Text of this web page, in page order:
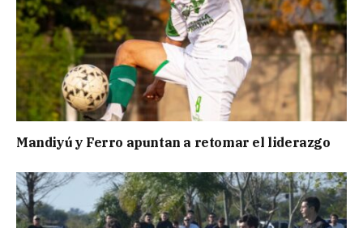
Mandiyú y Ferro apuntan a retomar el liderazgo